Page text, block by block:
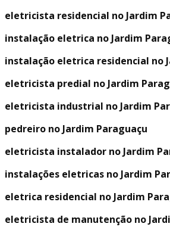
eletricista residencial no Jardim
instalação eletrica no Jardim
instalação eletrica residencial no
eletricista predial no Jardim
eletricista industrial no Jardim
pedreiro no Jardim Paraguaçu
eletricista instalador no Jardim
instalações eletricas no Jardim
eletrica residencial no Jardim
eletricista de manutenção no